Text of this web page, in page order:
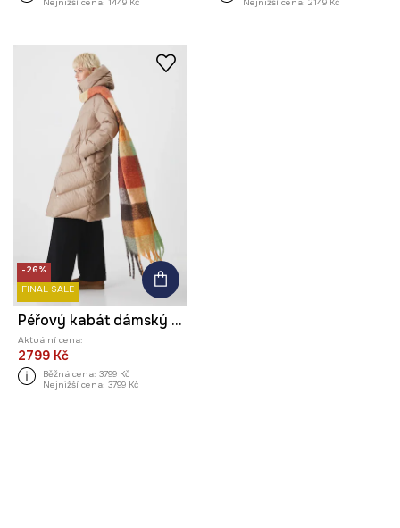
-26%
FINAL SALE
Péřový kabát dámský s prošíváním
Aktuální cena:
2799 Kč
Běžná cena: 3799 Kč
Nejnižší cena: 3799 Kč